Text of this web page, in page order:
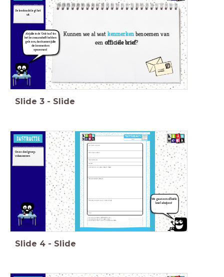
Kunnen we al watkenmerkenbenoemen van
eenofficiële brief?
De leerkracht legt het
uit.
Als jullie in de 'Ook taal'-les
het bezwaarschrift hebben
gelezen, dan kunnen jullie
die kenmerken
opnoemen!
Slide 3 - Slide
We gaan een officiële
brief schrijven!
Onze doelgroep:
volwassenen
Slide 4 - Slide